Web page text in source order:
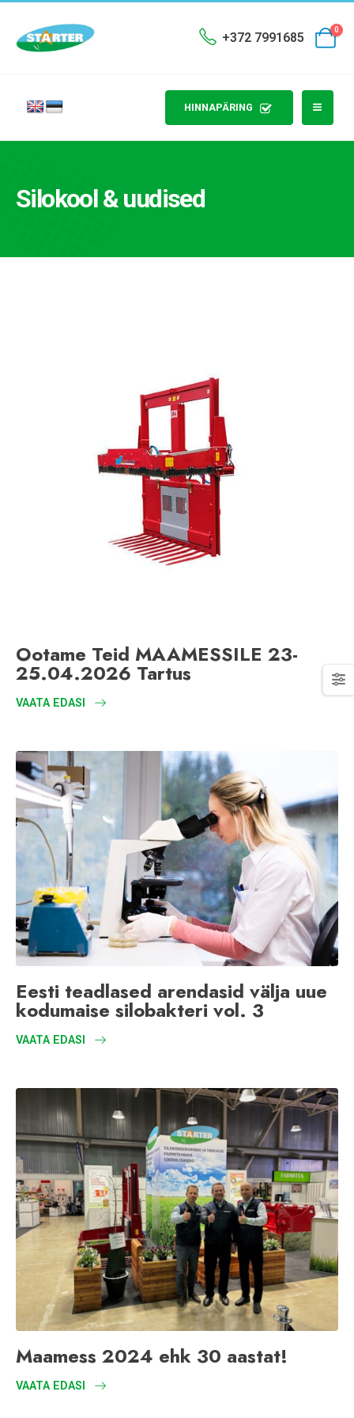
+372 7991685
0
HINNAPÄRING
Silokool & uudised
Ootame Teid MAAMESSILE 23-
25.04.2026 Tartus
VAATA EDASI
Eesti teadlased arendasid välja uue
kodumaise silobakteri vol. 3
VAATA EDASI
Maamess 2024 ehk 30 aastat!
VAATA EDASI